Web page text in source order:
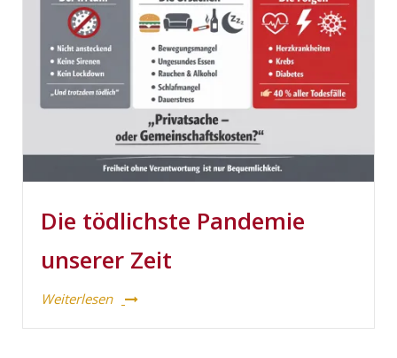
Die tödlichste Pandemie
unserer Zeit
Weiterlesen